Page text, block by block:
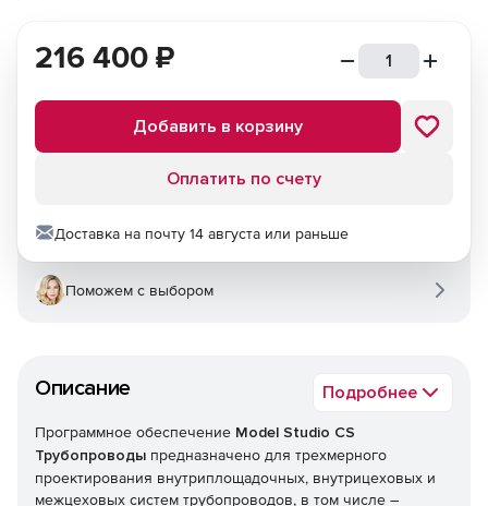
Описание Подробнее
Программное обеспечение Model Studio CS
Трубопроводы предназначено для трехмерного
проектирования внутриплощадочных, внутрицеховых и
межцеховых систем трубопроводов, в том числе –
216 400 ₽
Добавить в корзину
Оплатить по счету
Доставка на почту 14 августа или раньше
Поможем с выбором